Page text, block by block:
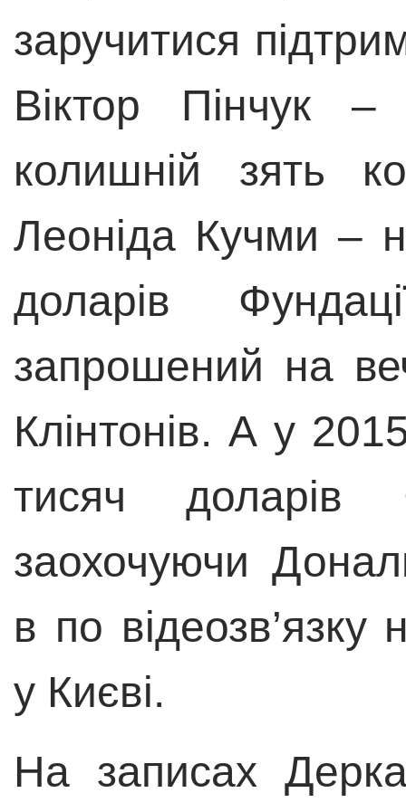
заручитися
Віктор Пінчук –
колишній зять
Леоніда Кучми –
доларів
запрошений на
Клінтонів. А у
тисяч доларів
заохочуючи
в по відеозв’язку
у Києві.
На записах